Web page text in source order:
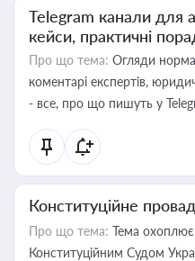
Telegram канали для
кейси, практичні
Про що тема: Огляди
коментарі експертів,
- все, про що пишуть у
Конституційне
Про що тема: Тема охоплює
Конституційним Судом